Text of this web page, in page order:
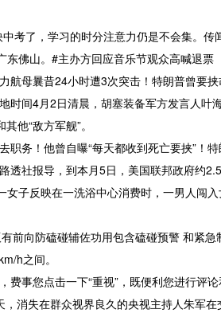
了，学习的时分注意力仍是不会集。传
佛山。#主办方回应音乐节观众高喊退票
母曩昔24小时遭3次突击！特朗普曾要挟
间4月2日清晨，胡塞装备军方发言人叶
他“敌方军舰”。
务！他曾自曝“每天都收到死亡要挟”！特
社报导，到本月5日，美国联邦政府约2.5
子反映在一洗浴中心消费时，一男人闯入
向防磕碰辅佐功用包含磕碰预警 和紧急
h之间。
事您点击一下“重视”，既便利您进行评
消失在群众视界良久的央视主持人朱军在